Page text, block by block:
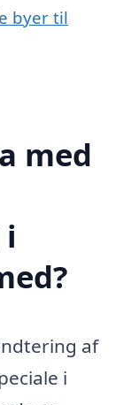
byer til
med
af
i